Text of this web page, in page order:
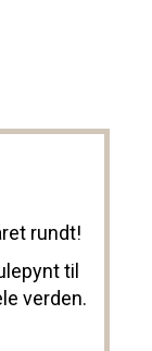
rundt!
til
verden.